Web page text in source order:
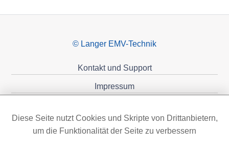
© Langer EMV-Technik
Kontakt und Support
Impressum
Diese Seite nutzt Cookies und Skripte von Drittanbietern,
um die Funktionalität der Seite zu verbessern